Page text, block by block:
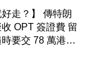
好走？】 傳特朗
OPT 簽證費 留
要交 78 萬港元